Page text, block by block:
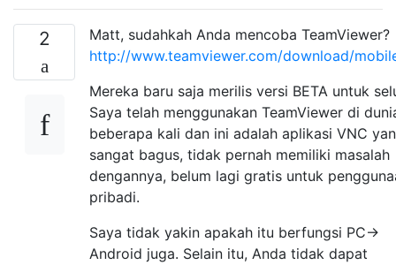
2
Matt, sudahkah Anda mencoba TeamViewer?
http://www.teamviewer.com/download/
Mereka baru saja merilis versi BETA untuk
Saya telah menggunakan TeamViewer di
beberapa kali dan ini adalah aplikasi VNC
sangat bagus, tidak pernah memiliki masalah
dengannya, belum lagi gratis untuk
pribadi.
Saya tidak yakin apakah itu berfungsi PC->
Android juga. Selain itu, Anda tidak dapat